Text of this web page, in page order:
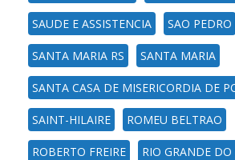
SAUDE E ASSISTENCIA SAO PEDRO
SANTA MARIA RS SANTA MARIA
SANTA CASA DE MISERICORDIA DE
SAINT-HILAIRE ROMEU BELTRAO
ROBERTO FREIRE RIO GRANDE DO